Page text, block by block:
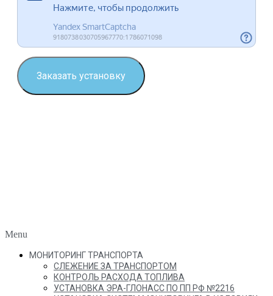
Заказать установку
Menu
МОНИТОРИНГ ТРАНСПОРТА
СЛЕЖЕНИЕ ЗА ТРАНСПОРТОМ
КОНТРОЛЬ РАСХОДА ТОПЛИВА
УСТАНОВКА ЭРА-ГЛОНАСС ПО ПП РФ №2216